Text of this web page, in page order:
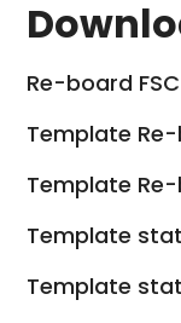
Re-board
Template
Template
Template
Template